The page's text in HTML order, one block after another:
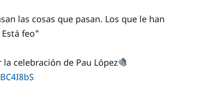
las cosas que pasan. Los que le han
feo"
celebración de Pau López